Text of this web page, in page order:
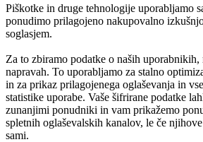
Piškotke in druge tehnologije uporabljamo
ponudimo prilagojeno nakupovalno
soglasjem.
Za to zbiramo podatke o naših
napravah. To uporabljamo za stalno
in za prikaz prilagojenega oglaševanja in
statistike uporabe. Vaše šifrirane podatke
zunanjimi ponudniki in vam prikažemo
spletnih oglaševalskih kanalov, le če
sami.